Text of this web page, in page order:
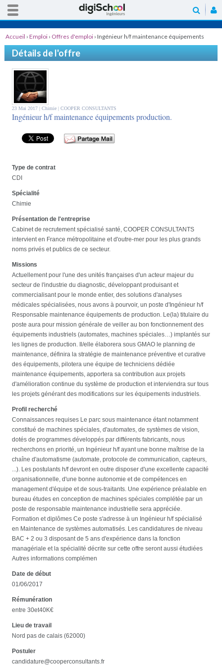
Accueil › Emploi › Offres d'emploi › Ingénieur h/f maintenance équipements
production.
Détails de l'offre
23 Mai 2017 | Chimie | COOPER CONSULTANTS
Ingénieur h/f maintenance équipements production.
Type de contrat
CDI
Spécialité
Chimie
Présentation de l'entreprise
Cabinet de recrutement spécialisé santé, COOPER CONSULTANTS
intervient en France métropolitaine et d'outre-mer pour les plus grands
noms privés et publics de ce secteur.
Missions
Actuellement pour l'une des unités françaises d'un acteur majeur du
secteur de l'industrie du diagnostic, développant produisant et
commercialisant pour le monde entier, des solutions d'analyses
médicales spécialisées, nous avons à pourvoir, un poste d'Ingénieur h/f
Responsable maintenance équipements de production. Le(la) titulaire du
poste aura pour mission générale de veiller au bon fonctionnement des
équipements industriels (automates, machines spéciales…) implantés sur
les lignes de production. Il/elle élaborera sous GMAO le planning de
maintenance, définira la stratégie de maintenance préventive et curative
des équipements, pilotera une équipe de techniciens dédiée
maintenance équipements, apportera sa contribution aux projets
d'amélioration continue du système de production et interviendra sur tous
les projets générant des modifications sur les équipements industriels.
Profil recherché
Connaissances requises Le parc sous maintenance étant notamment
constitué de machines spéciales, d'automates, de systèmes de vision,
dotés de programmes développés par différents fabricants, nous
recherchons en priorité, un Ingénieur h/f ayant une bonne maîtrise de la
chaîne d'automatisme (automate, protocole de communication, capteurs,
...). Les postulants h/f devront en outre disposer d'une excellente capacité
organisationnelle, d'une bonne autonomie et de compétences en
management d'équipe et de sous-traitants. Une expérience préalable en
bureau études en conception de machines spéciales complétée par un
poste de responsable maintenance industrielle sera appréciée.
Formation et diplômes Ce poste s'adresse à un Ingénieur h/f spécialisé
en Maintenance de systèmes automatisés. Les candidatures de niveau
BAC + 2 ou 3 disposant de 5 ans d'expérience dans la fonction
managériale et la spécialité décrite sur cette offre seront aussi étudiées
Autres informations complémen
Date de début
01/06/2017
Rémunération
entre 30et40K€
Lieu de travail
Nord pas de calais (62000)
Postuler
candidature@cooperconsultants.fr